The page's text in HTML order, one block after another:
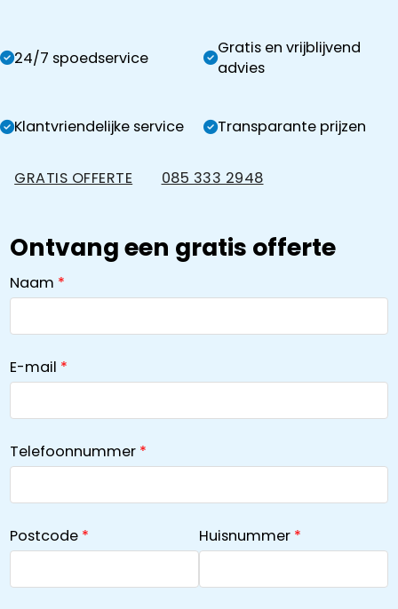
24/7 spoedservice
Gratis en vrijblijvend
advies
Klantvriendelijke service Transparante prijzen
GRATIS OFFERTE 085 333 2948
Ontvang een gratis offerte
Naam
E-mail
Telefoonnummer
Postcode Huisnummer